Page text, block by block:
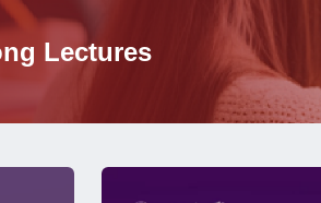
Lectures